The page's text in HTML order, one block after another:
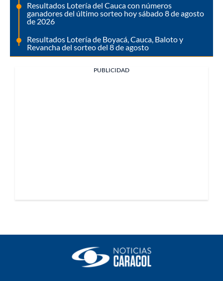
Resultados Lotería del Cauca con números
ganadores del último sorteo hoy sábado 8 de agosto
de 2026
Resultados Lotería de Boyacá, Cauca, Baloto y
Revancha del sorteo del 8 de agosto
PUBLICIDAD